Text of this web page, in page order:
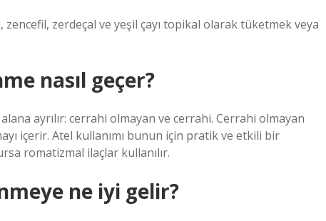
zerdeçal ve yeşil çayı topikal olarak tüketmek veya
nasıl geçer?
ayrılır: cerrahi olmayan ve cerrahi. Cerrahi olmayan
içerir. Atel kullanımı bunun için pratik ve etkili bir
romatizmal ilaçlar kullanılır.
ne iyi gelir?